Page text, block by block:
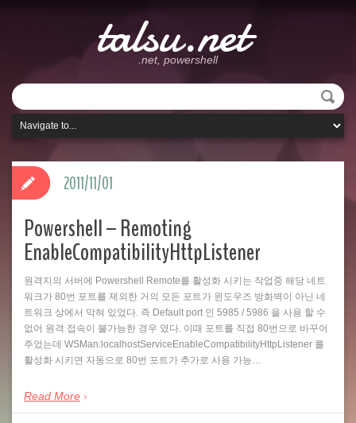
talsu.net
.net, powershell
Powershell – Remoting
EnableCompatibilityHttpListener
원격지의 서버에 Powershell Remote를 활성화 시키는 작업중 해당 네트
워크가 80번 포트를 제외한 거의 모든 포트가 윈도우즈 방화벽이 아닌 네
트워크 상에서 막혀 있었다. 즉 Default port 인 5985 / 5986 을 사용 할 수
없어 원격 접속이 불가능한 경우 였다. 이때 포트를 직접 80번으로 바꾸어
주었는데 WSMan:localhostServiceEnableCompatibilityHttpListener 를
활성화 시키면 자동으로 80번 포트가 추가로 사용 가능…
Read More
2011/11/01